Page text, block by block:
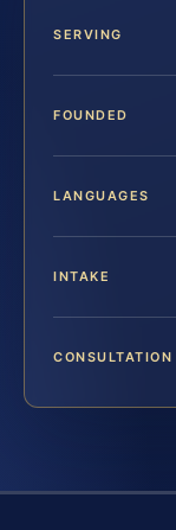
SERVING
FOUNDED
LANGUAGES
INTAKE
CONSULTATION